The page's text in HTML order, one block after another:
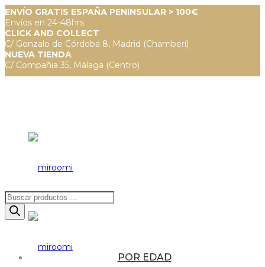
ENVÍO GRATIS ESPAÑA PENINSULAR > 100€
Envíos en 24-48hrs
CLICK AND COLLECT
C/ Gonzalo de Córdoba 8, Madrid (Chamberí)
NUEVA TIENDA
C/ Compañia 35, Málaga (Centro)
Búsqueda
de
productos
POR EDAD